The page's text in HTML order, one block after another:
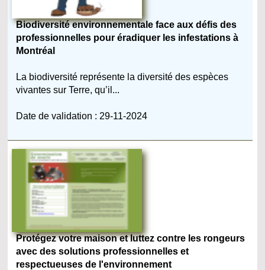
Biodiversité environnementale face aux défis des
professionnelles pour éradiquer les infestations à
Montréal
La biodiversité représente la diversité des espèces
vivantes sur Terre, qu’il...
Date de validation : 29-11-2024
Protégez votre maison et luttez contre les rongeurs
avec des solutions professionnelles et
respectueuses de l'environnement